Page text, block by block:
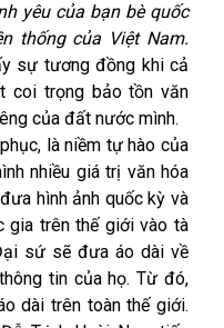
yêu của bạn bè quốc
thống của Việt Nam.
sự tương đồng khi cả
coi trọng bảo tồn văn
của đất nước mình.
là niềm tự hào của
nhiều giá trị văn hóa
hình ảnh quốc kỳ và
gia trên thế giới vào tà
sứ sẽ đưa áo dài về
tin của họ. Từ đó,
dài trên toàn thế giới.